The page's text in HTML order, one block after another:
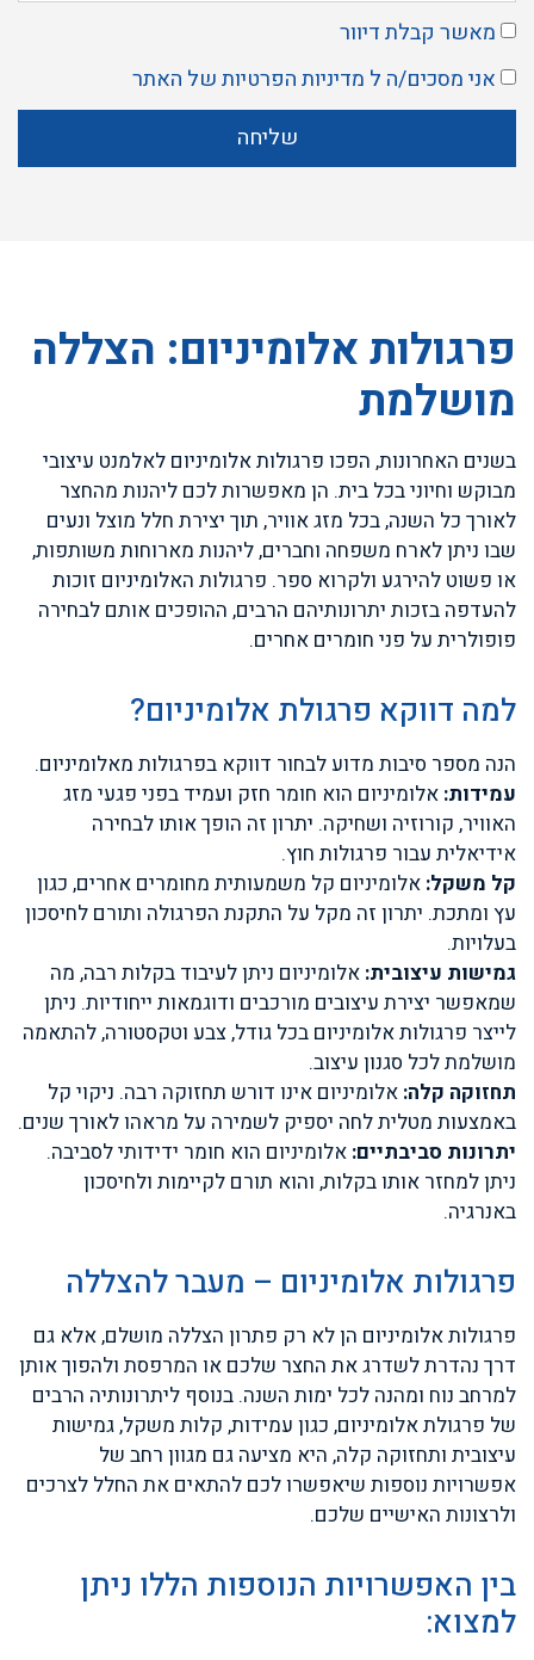
מאשר קבלת דיוור
אני מסכים/ה ל מדיניות הפרטיותשל האתר
שליחה
פרגולות אלומיניום: הצללה
מושלמת
בשנים האחרונות, הפכו פרגולות אלומיניום לאלמנט עיצובי
מבוקש וחיוני בכל בית. הן מאפשרות לכם ליהנות מהחצר
לאורך כל השנה, בכל מזג אוויר, תוך יצירת חלל מוצל ונעים
שבו ניתן לארח משפחה וחברים, ליהנות מארוחות משותפות,
או פשוט להירגע ולקרוא ספר. פרגולות האלומיניום זוכות
להעדפה בזכות יתרונותיהם הרבים, ההופכים אותם לבחירה
פופולרית על פני חומרים אחרים.
למה דווקא פרגולת אלומיניום?
הנה מספר סיבות מדוע לבחור דווקא בפרגולות מאלומיניום.
עמידות: אלומיניום הוא חומר חזק ועמיד בפני פגעי מזג
האוויר, קורוזיה ושחיקה. יתרון זה הופך אותו לבחירה
אידיאלית עבור פרגולות חוץ.
קל משקל: אלומיניום קל משמעותית מחומרים אחרים, כגון
עץ ומתכת. יתרון זה מקל על התקנת הפרגולה ותורם לחיסכון
בעלויות.
גמישות עיצובית: אלומיניום ניתן לעיבוד בקלות רבה, מה
שמאפשר יצירת עיצובים מורכבים ודוגמאות ייחודיות. ניתן
לייצר פרגולות אלומיניום בכל גודל, צבע וטקסטורה, להתאמה
מושלמת לכל סגנון עיצוב.
תחזוקה קלה: אלומיניום אינו דורש תחזוקה רבה. ניקוי קל
באמצעות מטלית לחה יספיק לשמירה על מראהו לאורך שנים.
יתרונות סביבתיים: אלומיניום הוא חומר ידידותי לסביבה.
ניתן למחזר אותו בקלות, והוא תורם לקיימות ולחיסכון
באנרגיה.
פרגולות אלומיניום – מעבר להצללה
פרגולות אלומיניום הן לא רק פתרון הצללה מושלם, אלא גם
דרך נהדרת לשדרג את החצר שלכם או המרפסת ולהפוך אותן
למרחב נוח ומהנה לכל ימות השנה. בנוסף ליתרונותיה הרבים
של פרגולת אלומיניום, כגון עמידות, קלות משקל, גמישות
עיצובית ותחזוקה קלה, היא מציעה גם מגוון רחב של
אפשרויות נוספות שיאפשרו לכם להתאים את החלל לצרכים
ולרצונות האישיים שלכם.
בין האפשרויות הנוספות הללו ניתן
למצוא: